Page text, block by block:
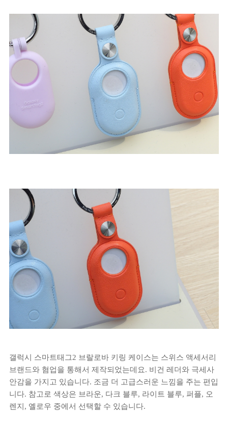
갤럭시 스마트태그2 브랄로바 키링 케이스는 스위스 액세서리
브랜드와 혐업을 통해서 제작되었는데요. 비건 레더와 극세사
안감을 가지고 있습니다. 조금 더 고급스러운 느낌을 주는 편입
니다. 참고로 색상은 브라운, 다크 블루, 라이트 블루, 퍼플, 오
렌지, 옐로우 중에서 선택할 수 있습니다.